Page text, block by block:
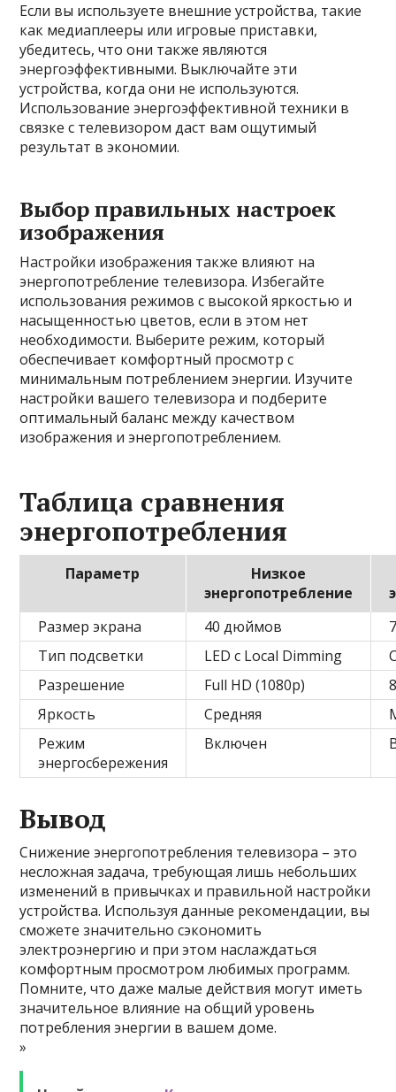
Если вы используете внешние устройства, такие
как медиаплееры или игровые приставки,
убедитесь, что они также являются
энергоэффективными. Выключайте эти
устройства, когда они не используются.
Использование энергоэффективной техники в
связке с телевизором даст вам ощутимый
результат в экономии.
Выбор правильных настроек
изображения
Настройки изображения также влияют на
энергопотребление телевизора. Избегайте
использования режимов с высокой яркостью и
насыщенностью цветов, если в этом нет
необходимости. Выберите режим, который
обеспечивает комфортный просмотр с
минимальным потреблением энергии. Изучите
настройки вашего телевизора и подберите
оптимальный баланс между качеством
изображения и энергопотреблением.
Таблица сравнения
энергопотребления
Параметр
Низкое
энергопотребление
Размер экрана
40 дюймов
Тип подсветки
LED с Local Dimming
Разрешение
Full HD (1080p)
Яркость
Средняя
Режим
энергосбережения
Включен
Вывод
Снижение энергопотребления телевизора – это
несложная задача, требующая лишь небольших
изменений в привычках и правильной настройки
устройства. Используя данные рекомендации, вы
сможете значительно сэкономить
электроэнергию и при этом наслаждаться
комфортным просмотром любимых программ.
Помните, что даже малые действия могут иметь
значительное влияние на общий уровень
потребления энергии в вашем доме.
»